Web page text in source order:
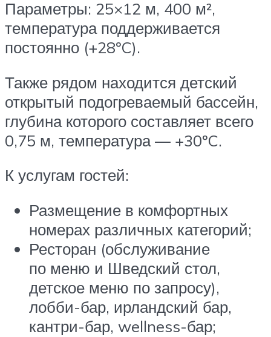
Параметры: 25×12 м, 400 м²,
температура поддерживается
постоянно (+28ºC).
Также рядом находится детский
открытый подогреваемый бассейн,
глубина которого составляет всего
0,75 м, температура — +30ºC.
К услугам гостей:
Размещение в комфортных
номерах различных категорий;
Ресторан (обслуживание
по меню и Шведский стол,
детское меню по запросу),
лобби-бар, ирландский бар,
кантри-бар, wellness-бар;